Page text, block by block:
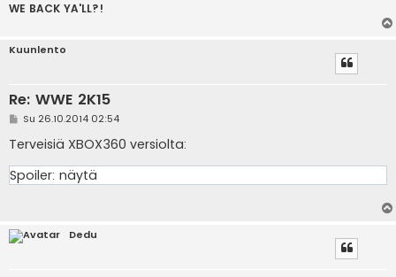
WE BACK YA'LL?!
Kuunlento
Re: WWE 2K15
V
e
s
t
i
Su 26.10.2014 02:54
Terveisiä XBOX360 versiolta:
Spoiler: näytä
Dedu